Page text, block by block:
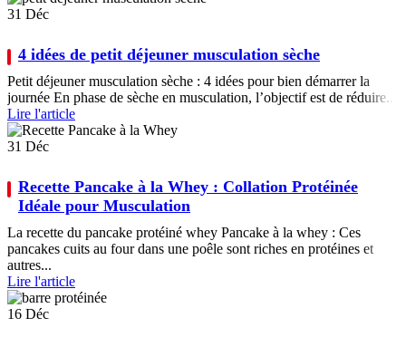
31 Déc
4 idées de petit déjeuner musculation sèche
Petit déjeuner musculation sèche : 4 idées pour bien démarrer la
journée En phase de sèche en musculation, l’objectif est de réduire...
Lire l'article
31 Déc
Recette Pancake à la Whey : Collation Protéinée
Idéale pour Musculation
La recette du pancake protéiné whey Pancake à la whey : Ces
pancakes cuits au four dans une poêle sont riches en protéines et
autres...
Lire l'article
16 Déc